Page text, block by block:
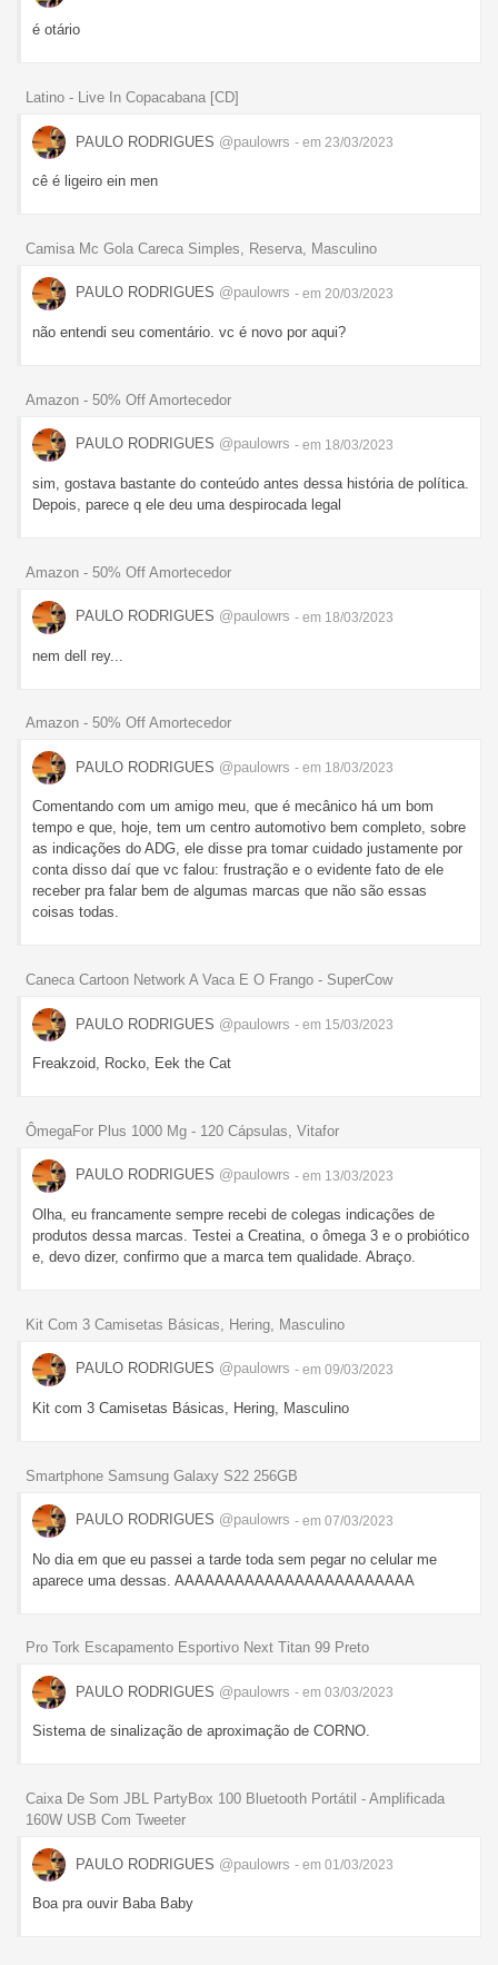
é otário
Latino - Live In Copacabana [CD]
PAULO RODRIGUES @paulowrs - em 23/03/2023
cê é ligeiro ein men
Camisa Mc Gola Careca Simples, Reserva, Masculino
PAULO RODRIGUES @paulowrs - em 20/03/2023
não entendi seu comentário. vc é novo por aqui?
Amazon - 50% Off Amortecedor
PAULO RODRIGUES @paulowrs - em 18/03/2023
sim, gostava bastante do conteúdo antes dessa história de política.
Depois, parece q ele deu uma despirocada legal
Amazon - 50% Off Amortecedor
PAULO RODRIGUES @paulowrs - em 18/03/2023
nem dell rey...
Amazon - 50% Off Amortecedor
PAULO RODRIGUES @paulowrs - em 18/03/2023
Comentando com um amigo meu, que é mecânico há um bom
tempo e que, hoje, tem um centro automotivo bem completo, sobre
as indicações do ADG, ele disse pra tomar cuidado justamente por
conta disso daí que vc falou: frustração e o evidente fato de ele
receber pra falar bem de algumas marcas que não são essas
coisas todas.
Caneca Cartoon Network A Vaca E O Frango - SuperCow
PAULO RODRIGUES @paulowrs - em 15/03/2023
Freakzoid, Rocko, Eek the Cat
ÔmegaFor Plus 1000 Mg - 120 Cápsulas, Vitafor
PAULO RODRIGUES @paulowrs - em 13/03/2023
Olha, eu francamente sempre recebi de colegas indicações de
produtos dessa marcas. Testei a Creatina, o ômega 3 e o probiótico
e, devo dizer, confirmo que a marca tem qualidade. Abraço.
Kit Com 3 Camisetas Básicas, Hering, Masculino
PAULO RODRIGUES @paulowrs - em 09/03/2023
Kit com 3 Camisetas Básicas, Hering, Masculino
Smartphone Samsung Galaxy S22 256GB
PAULO RODRIGUES @paulowrs - em 07/03/2023
No dia em que eu passei a tarde toda sem pegar no celular me
aparece uma dessas. AAAAAAAAAAAAAAAAAAAAAAAA
Pro Tork Escapamento Esportivo Next Titan 99 Preto
PAULO RODRIGUES @paulowrs - em 03/03/2023
Sistema de sinalização de aproximação de CORNO.
Caixa De Som JBL PartyBox 100 Bluetooth Portátil - Amplificada
160W USB Com Tweeter
PAULO RODRIGUES @paulowrs - em 01/03/2023
Boa pra ouvir Baba Baby